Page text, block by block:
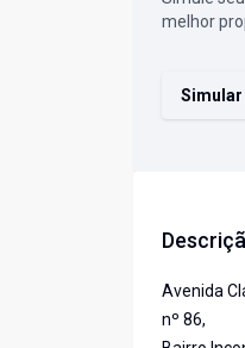
melhor
Simular
Avenida
nº 86,